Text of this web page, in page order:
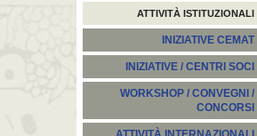
ATTIVITÀ ISTITUZIONALI
INIZIATIVE CEMAT
INIZIATIVE / CENTRI SOCI
WORKSHOP / CONVEGNI /
CONCORSI